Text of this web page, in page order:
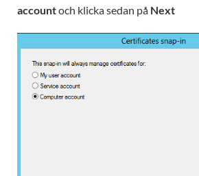
accountoch klicka sedan på Next